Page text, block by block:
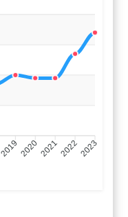
2019 2020202120222023